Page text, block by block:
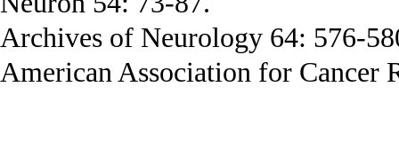
Archives of Neurology 64: 576-
American Association for Cancer